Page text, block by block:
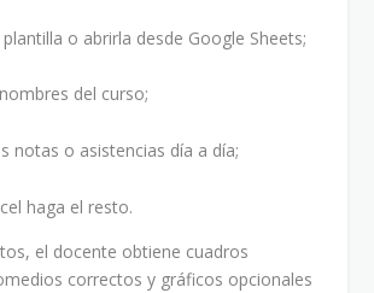
o abrirla desde Google Sheets;
del curso;
notas o asistencias día a día;
haga el resto.
el docente obtiene cuadros
correctos y gráficos opcionales